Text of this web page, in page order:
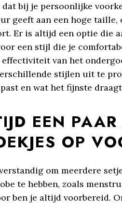
dat bij je persoonlijke
geeft aan een hoge taille,
Er is altijd een optie die
een stijl die je
effectiviteit van het
stijlen uit te
en wat het fijnste
EEN
OP
om meerdere
te hebben, zoals
ben je altijd voorbereid.